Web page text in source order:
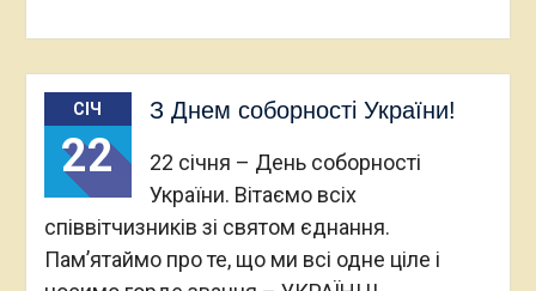
СІЧ
22
З Днем соборності України!
22 січня – День соборності
України. Вітаємо всіх
співвітчизників зі святом єднання.
Пам’ятаймо про те, що ми всі одне ціле і